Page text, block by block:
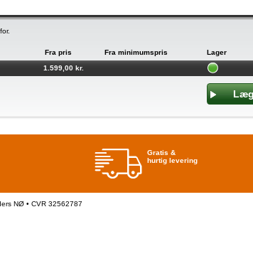
auto­matisk musikken til dine ører. Indadrettede mikrofoner registrerer,
fra H2-chippen og opgraderede mikrofoner medvirker funktionen til at
fra omgivelserne – f.eks. flymotorer, klimaanlæg og bytrafik – og skåne dine
Og holder.
afspilningstid med et mindre, mere kraftfuldt etui. Det strømlinede
mindre i omfang end den seneste model, uden at det har indvirkning på
og opladnings­etuiet er støv-, sved- og vandafvisende med en IP54-
Fra pris Fra minimumspris
Lager
1.599,00 kr.
Gratis &
hurtig levering
NØ • CVR 32562787